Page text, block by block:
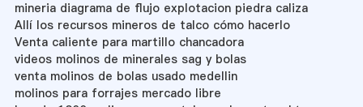
mineria diagrama de flujo explotacion piedra caliza
Allí los recursos mineros de talco cómo hacerlo
Venta caliente para martillo chancadora
videos molinos de minerales sag y bolas
venta molinos de bolas usado medellin
molinos para forrajes mercado libre